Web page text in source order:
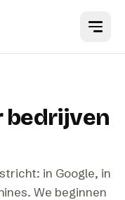
bedrijven
in Google, in
We beginnen